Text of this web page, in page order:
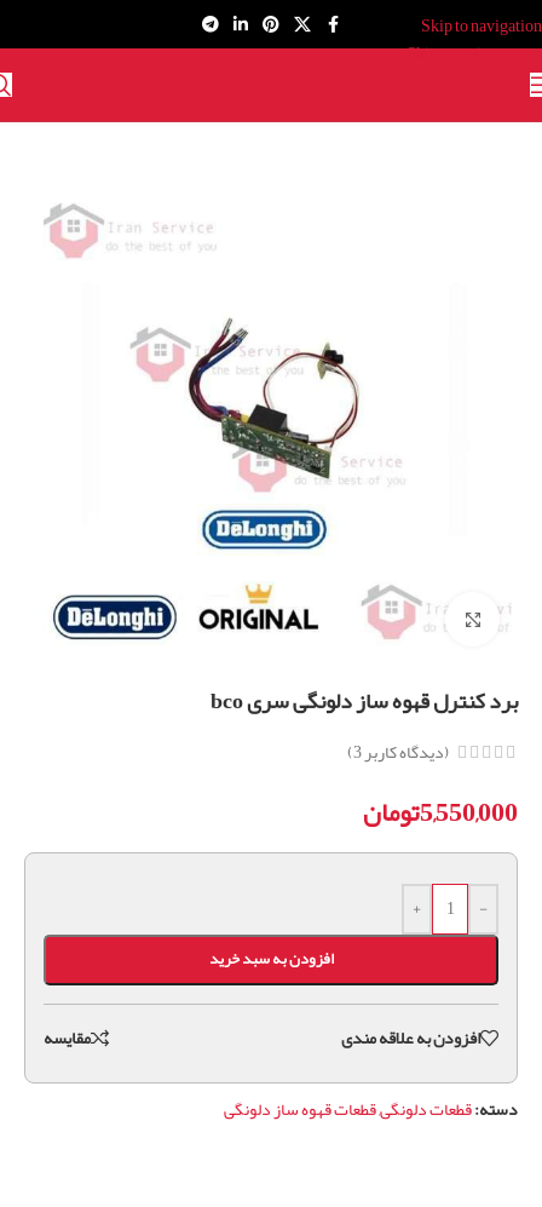
Skip to navigation
Skip to main content
برای بزرگنمایی کلیک کنید
برد کنترل قهوه ساز دلونگی سری bco
(دیدگاه کاربر3
)
5,550,000تومان
-
+
افزودن به سبد خرید
افزودن به علاقه مندی مقايسه
دسته:قطعات دلونگی,قطعات قهوه ساز دلونگی